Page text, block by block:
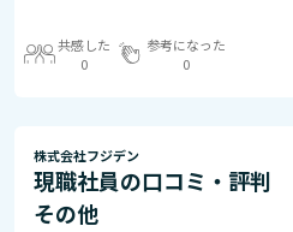
共感した
0
参考になった
0
株式会社フジデン
現職社員の口コミ・評判
その他